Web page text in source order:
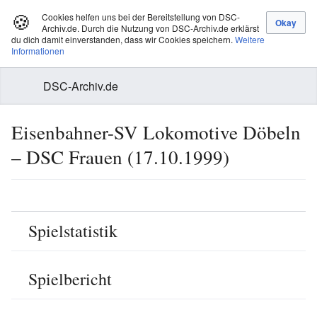
🍪
Cookies helfen uns bei der Bereitstellung von DSC-
Archiv.de. Durch die Nutzung von DSC-Archiv.de erklärst
du dich damit einverstanden, dass wir Cookies speichern. Weitere
Informationen
DSC-Archiv.de
Eisenbahner-SV Lokomotive Döbeln
– DSC Frauen (17.10.1999)
Spielstatistik
Spielbericht